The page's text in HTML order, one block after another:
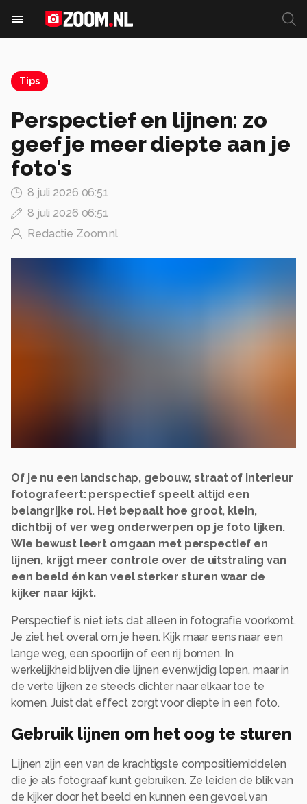
Tips
Perspectief en lijnen: zo
geef je meer diepte aan je
foto's
8 juli 2026 06:51
8 juli 2026 06:51
Redactie Zoom.nl
Of je nu een landschap, gebouw, straat of interieur
fotografeert: perspectief speelt altijd een
belangrijke rol. Het bepaalt hoe groot, klein,
dichtbij of ver weg onderwerpen op je foto lijken.
Wie bewust leert omgaan met perspectief en
lijnen, krijgt meer controle over de uitstraling van
een beeld én kan veel sterker sturen waar de
kijker naar kijkt.
Perspectief is niet iets dat alleen in fotografie voorkomt.
Je ziet het overal om je heen. Kijk maar eens naar een
lange weg, een spoorlijn of een rij bomen. In
werkelijkheid blijven die lijnen evenwijdig lopen, maar in
de verte lijken ze steeds dichter naar elkaar toe te
komen. Juist dat effect zorgt voor diepte in een foto.
Gebruik lijnen om het oog te sturen
Lijnen zijn een van de krachtigste compositiemiddelen
die je als fotograaf kunt gebruiken. Ze leiden de blik van
de kijker door het beeld en kunnen een gevoel van